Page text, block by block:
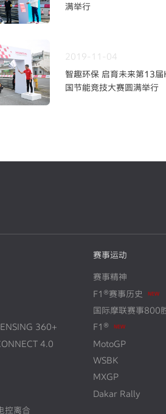
满举行
2019-11-04
智趣环保 启育未来第13
国节能竞技大赛圆满举行
360+
4.0
控离合
赛事运动
赛事精神
F1®赛事历史
NEW
国际摩联赛事800
F1®
NEW
MotoGP
WSBK
MXGP
Dakar Rally